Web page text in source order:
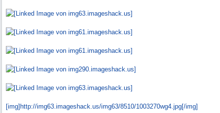
[img]http://img63.imageshack.us/img63/8510/1003270wg4.jpg[/img]